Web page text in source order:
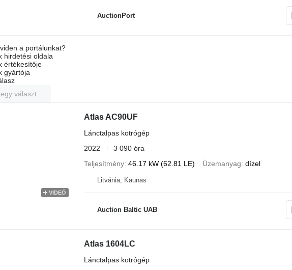
AuctionPort
a portálunkat?
hirdetési oldala
értékesítője
gyártója
választ
VIDEÓ
Atlas AC90UF
Lánctalpas kotrógép
2022
3 090 óra
Teljesítmény 46.17 kW (62.81 LE) Üzemanyag dízel
Litvánia, Kaunas
Auction Baltic UAB
Atlas 1604LC
Lánctalpas kotrógép